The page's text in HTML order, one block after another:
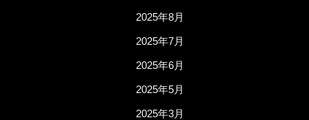
2025年8月
2025年7月
2025年6月
2025年5月
2025年3月